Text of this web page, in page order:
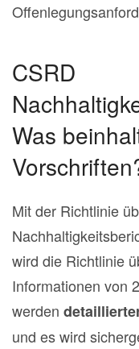
CSRD
Was
Mit der Richtlinie
wird die Richtlinie
Informationen von
werden
und es wird